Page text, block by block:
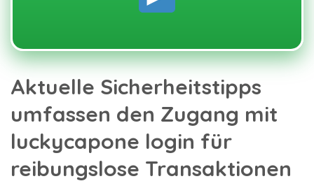
Aktuelle Sicherheitstipps
umfassen den Zugang mit
luckycapone login für
reibungslose Transaktionen